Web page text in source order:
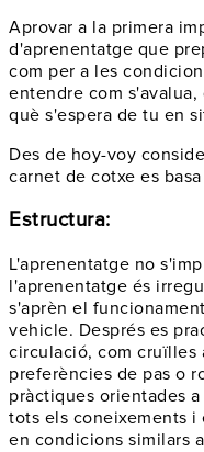
Aprovar a la primera
d'aprenentatge que
com per a les
entendre com
què s'espera de tu en
Des de hoy-voy
carnet de cotxe es
Estructura:
L'aprenentatge no
l'aprenentatge és
s'aprèn el
vehicle. Després es
circulació, com cruïlles
preferències de pas o
pràctiques orientades
tots els coneixements i
en condicions similars